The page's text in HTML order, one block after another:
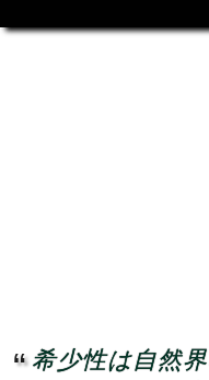
希少性は自然